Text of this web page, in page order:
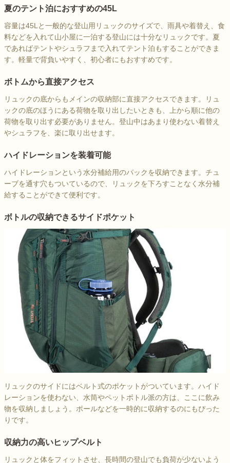
夏のテント泊におすすめの45L
容量は45Lと一般的な登山用リュックのサイズで、雨具や着替え、食
料などを入れて山小屋に一泊する登山には十分なリュックです。夏
であればテントやシュラフまで入れてテント泊もすることができま
す。軽量で背負いやすく、初心者にもおすすめです。
ボトムから直接アクセス
リュックの底からもメインの収納部に直接アクセスできます。リュ
ックの底のほうにある荷物を取り出したいときも、上から順に他の
荷物を取り出す必要がありません。登山中はあまり使わない着替え
やシュラフを、楽に取り出せます。
ハイドレーションを装着可能
ハイドレーションという水分補給用のパックを収納できます。チュ
ーブを通す穴もついているので、リュックを下ろすことなく水分補
給することができて便利です。
ボトルの収納できるサイドポケット
リュックのサイドにはベルト式のポケットがついています。ハイド
レーションを使わない、水筒やペットボトル派の方は、ここに飲み
物を収納しましょう。ポールなどを一時的に収納するのにもぴった
りです。
収納力の高いヒップベルト
リュックと体をフィットさせ、長時間の登山でも負荷が少ないよう